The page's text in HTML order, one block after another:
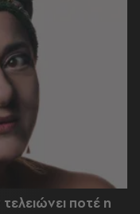
ποτέ η